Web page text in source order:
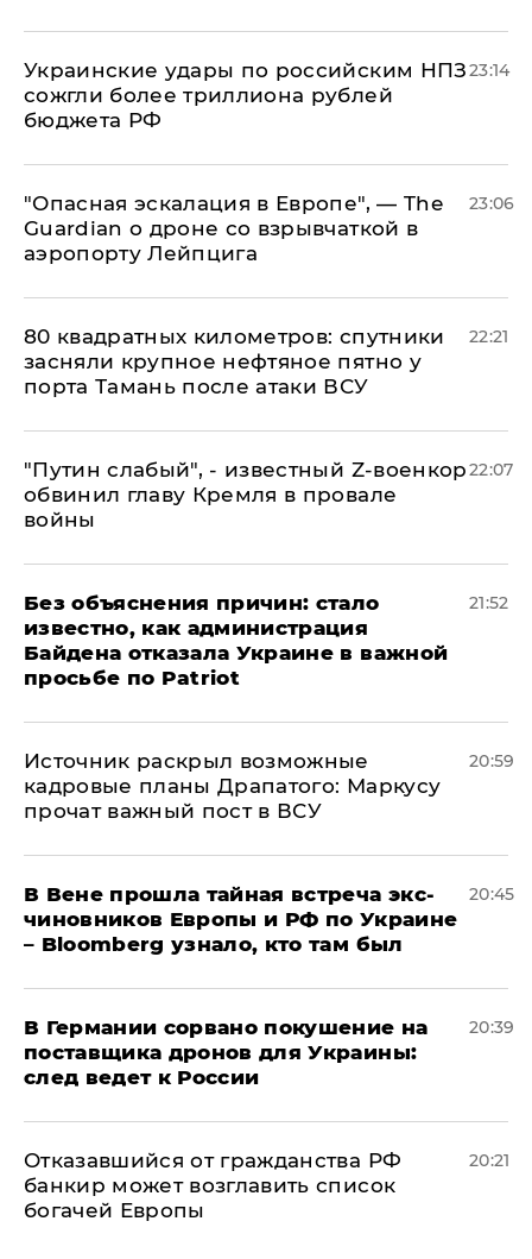
Украинские удары по российским НПЗ
сожгли более триллиона рублей
бюджета РФ
23:14
"Опасная эскалация в Европе", — The
Guardian о дроне со взрывчаткой в
аэропорту Лейпцига
23:06
80 квадратных километров: спутники
засняли крупное нефтяное пятно у
порта Тамань после атаки ВСУ
22:21
​"Путин слабый", - известный Z-военкор
обвинил главу Кремля в провале
войны
22:07
Без объяснения причин: стало
известно, как администрация
Байдена отказала Украине в важной
просьбе по Patriot
21:52
​Источник раскрыл возможные
кадровые планы Драпатого: Маркусу
прочат важный пост в ВСУ
20:59
В Вене прошла тайная встреча экс-
чиновников Европы и РФ по Украине
– Bloomberg узнало, кто там был
20:45
​В Германии сорвано покушение на
поставщика дронов для Украины:
след ведет к России
20:39
Отказавшийся от гражданства РФ
банкир может возглавить список
богачей Европы
20:21